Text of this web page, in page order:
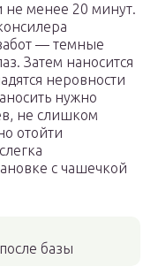
не менее 20 минут.
— темные
Затем наносится
неровности
нужно
не слишком
отойти
с чашечкой
базы